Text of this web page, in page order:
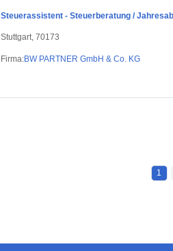
Steuerassistent - Steuerberatung /
Stuttgart, 70173
Firma:BW PARTNER GmbH & Co. KG
1